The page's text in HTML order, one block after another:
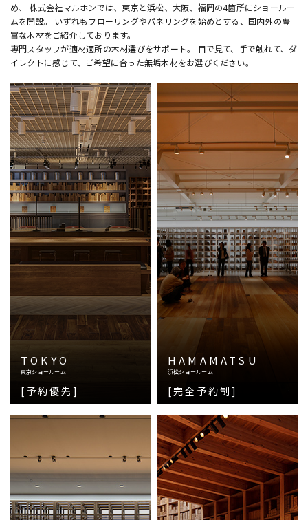
め、 株式会社マルホンでは、東京と浜松、大阪、福岡の4箇所にショールー
ムを開設。 いずれもフローリングやパネリングを始めとする、国内外の豊
富な木材をご紹介しております。
専門スタッフが適材適所の木材選びをサポート。 目で見て、手で触れて、ダ
イレクトに感じて、ご希望に合った無垢木材をお選びください。
TOKYO
東京ショールーム
[予約優先]
HAMAMATSU
浜松ショールーム
[完全予約制]